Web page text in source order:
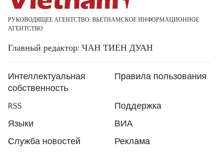
РУКОВОДЯЩЕЕ АГЕНТСТВО: ВЬЕТНАМСКОЕ ИНФОРМАЦИОННОЕ
АГЕНТСТВО
Главный редактор: ЧАН ТИЕН ДУАН
Интеллектуальная
собственность
Правила пользования
RSS
Поддержка
Языки
ВИА
Служба новостей
Реклама